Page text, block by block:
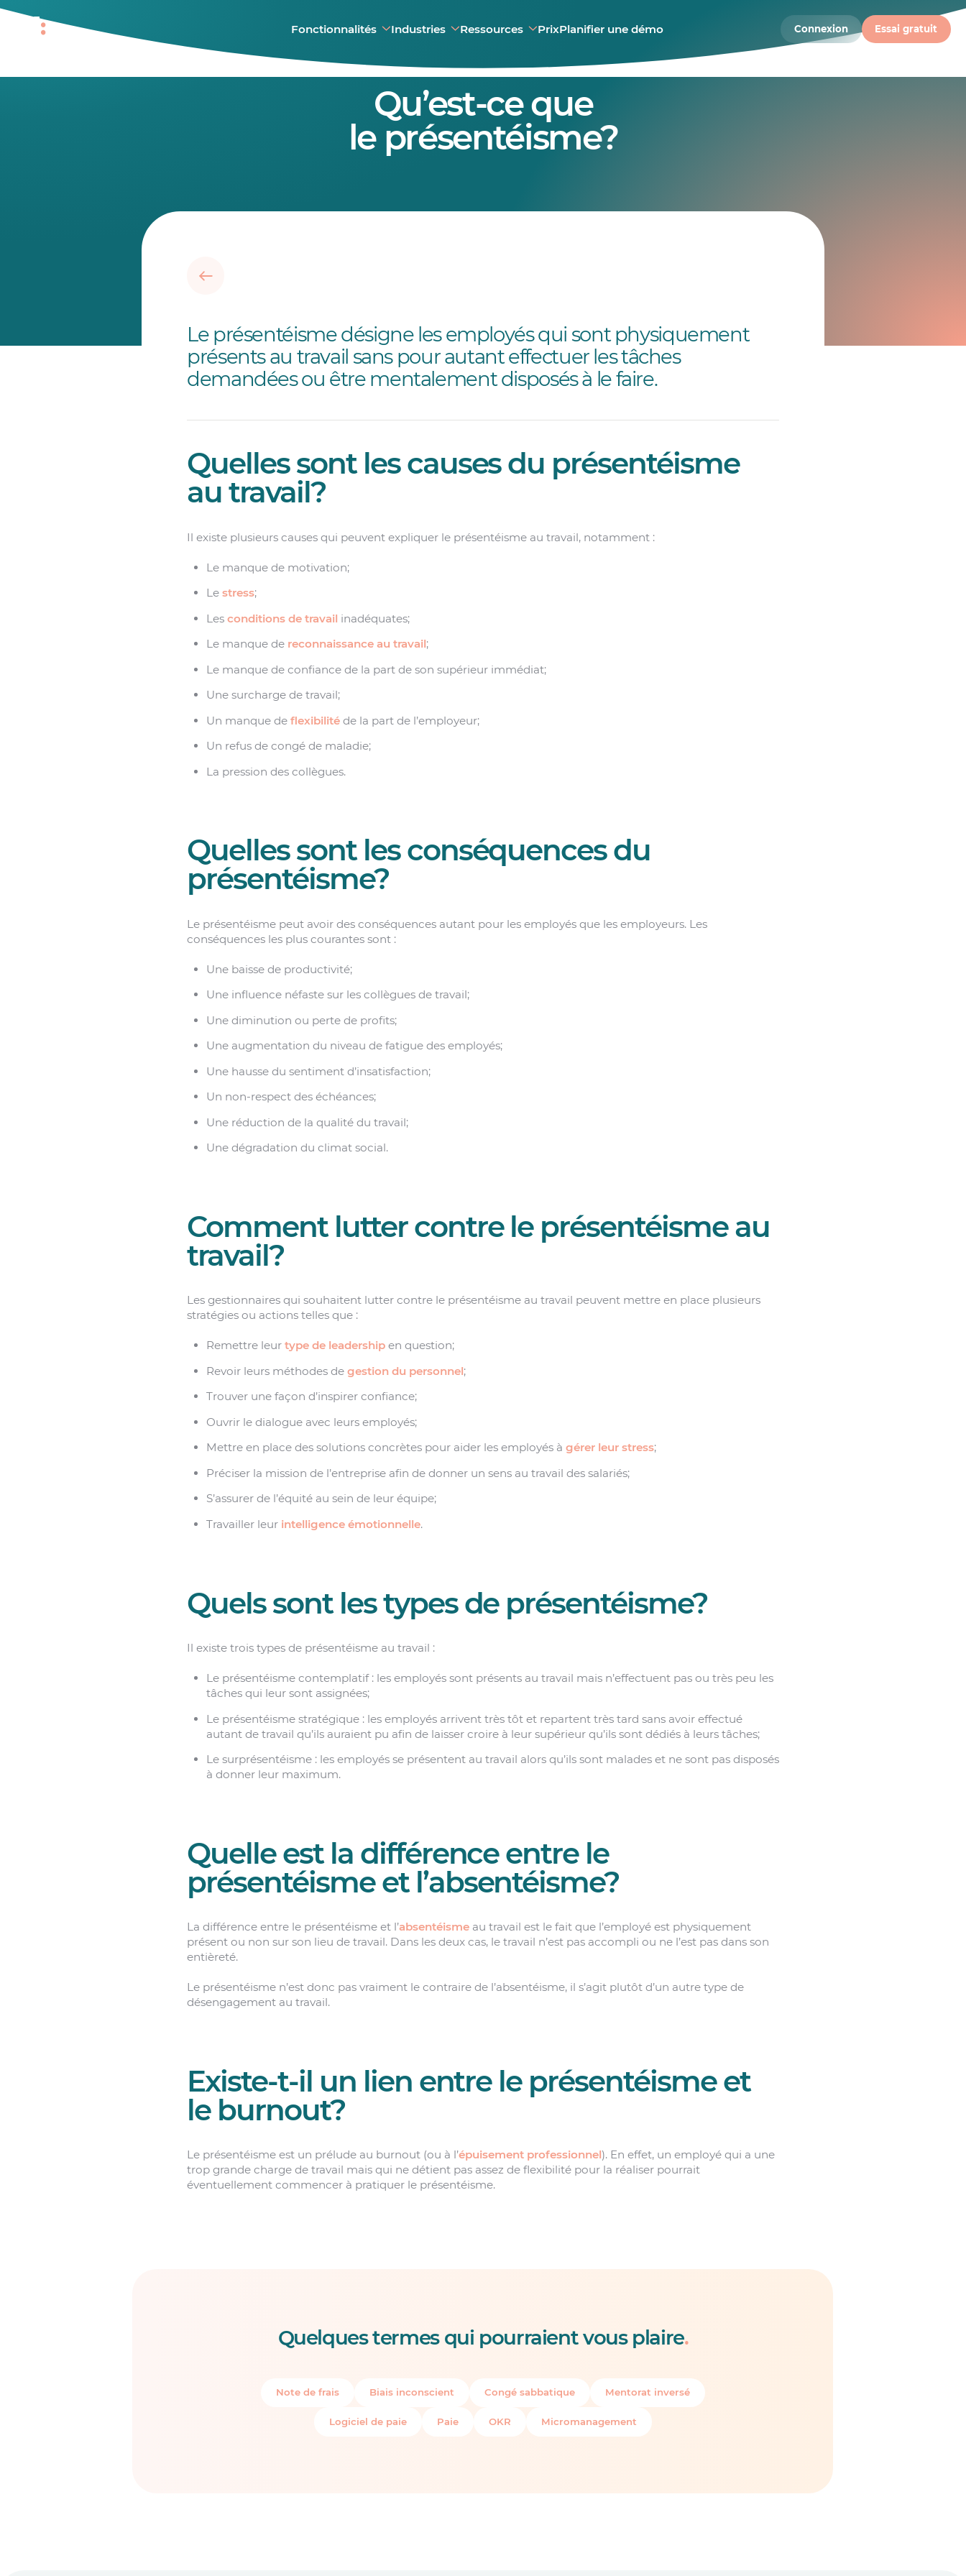
Fonctionnalités Industries Ressources PrixPlanifier une démo Connexion Essai gratuit
Qu’est-ce que
le présentéisme?
Le présentéisme désigne les employés qui sont physiquement
présents au travail sans pour autant effectuer les tâches
demandées ou être mentalement disposés à le faire.
Quelles sont les causes du présentéisme
au travail?
Il existe plusieurs causes qui peuvent expliquer le présentéisme au travail, notamment :
Le manque de motivation;
Le stress;
Les conditions de travail inadéquates;
Le manque de reconnaissance au travail;
Le manque de confiance de la part de son supérieur immédiat;
Une surcharge de travail;
Un manque de flexibilitéde la part de l’employeur;
Un refus de congé de maladie;
La pression des collègues.
Quelles sont les conséquences du
présentéisme?
Le présentéisme peut avoir des conséquences autant pour les employés que les employeurs. Les
conséquences les plus courantes sont :
Une baisse de productivité;
Une influence néfaste sur les collègues de travail;
Une diminution ou perte de profits;
Une augmentation du niveau de fatigue des employés;
Une hausse du sentiment d’insatisfaction;
Un non-respect des échéances;
Une réduction de la qualité du travail;
Une dégradation du climat social.
Comment lutter contre le présentéisme au
travail?
Les gestionnaires qui souhaitent lutter contre le présentéisme au travail peuvent mettre en place plusieurs
stratégies ou actions telles que :
Remettre leur type de leadershipen question;
Revoir leurs méthodes de gestion du personnel;
Trouver une façon d’inspirer confiance;
Ouvrir le dialogue avec leurs employés;
Mettre en place des solutions concrètes pour aider les employés à gérer leur stress;
Préciser la mission de l’entreprise afin de donner un sens au travail des salariés;
S’assurer de l’équité au sein de leur équipe;
Travailler leur intelligence émotionnelle.
Quels sont les types de présentéisme?
Il existe trois types de présentéisme au travail :
Le présentéisme contemplatif : les employés sont présents au travail mais n’effectuent pas ou très peu les
tâches qui leur sont assignées;
Le présentéisme stratégique : les employés arrivent très tôt et repartent très tard sans avoir effectué
autant de travail qu’ils auraient pu afin de laisser croire à leur supérieur qu’ils sont dédiés à leurs tâches;
Le surprésentéisme : les employés se présentent au travail alors qu’ils sont malades et ne sont pas disposés
à donner leur maximum.
Quelle est la différence entre le
présentéisme et l’absentéisme?
La différence entre le présentéisme et l’absentéisme au travail est le fait que l’employé est physiquement
présent ou non sur son lieu de travail. Dans les deux cas, le travail n’est pas accompli ou ne l’est pas dans son
entièreté.
Le présentéisme n’est donc pas vraiment le contraire de l’absentéisme, il s’agit plutôt d’un autre type de
désengagement au travail.
Existe-t-il un lien entre le présentéisme et
le burnout?
Le présentéisme est un prélude au burnout (ou à l’épuisement professionnel). En effet, un employé qui a une
trop grande charge de travail mais qui ne détient pas assez de flexibilité pour la réaliser pourrait
éventuellement commencer à pratiquer le présentéisme.
Quelques termes qui pourraient vous plaire.
Note de frais Biais inconscient Congé sabbatique Mentorat inversé
Logiciel de paie Paie OKR Micromanagement